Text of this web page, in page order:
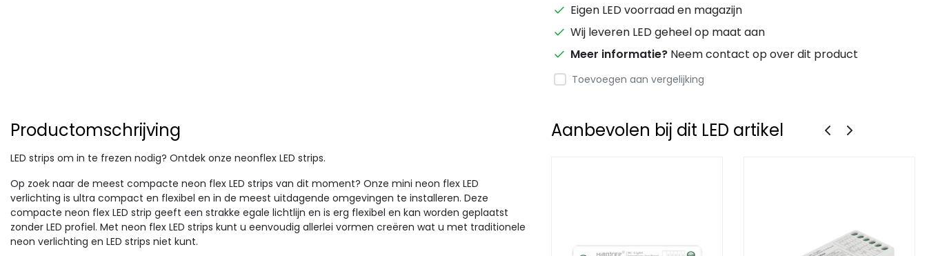
Eigen LED voorraad en magazijn
Wij leveren LED geheel op maat aan
Meer informatie? Neem contact op over dit product
Toevoegen aan vergelijking
Productomschrijving
LED strips om in te frezen nodig? Ontdek onze neonflex LED strips.
Op zoek naar de meest compacte neon flex LED strips van dit moment? Onze mini neon flex LED
verlichting is ultra compact en flexibel en in de meest uitdagende omgevingen te installeren. Deze
compacte neon flex LED strip geeft een strakke egale lichtlijn en is erg flexibel en kan worden geplaatst
zonder LED profiel. Met neon flex LED strips kunt u eenvoudig allerlei vormen creëren wat u met traditionele
neon verlichting en LED strips niet kunt.
Aanbevolen bij dit LED artikel